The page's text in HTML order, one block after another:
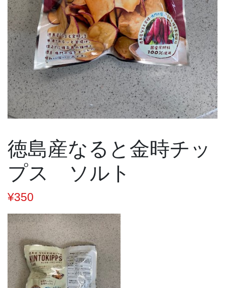
徳島産なると金時チッ
プス ソルト
¥350